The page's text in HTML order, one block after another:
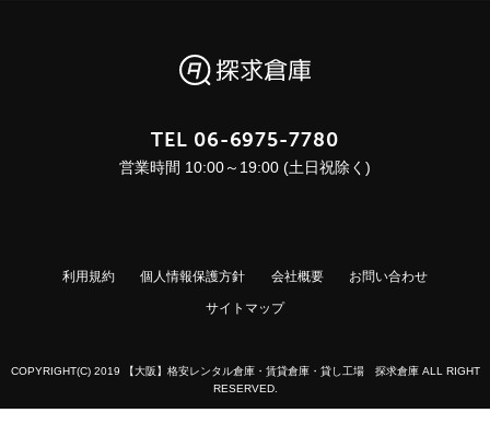
TEL 06-6975-7780
営業時間 10:00～19:00 (土日祝除く)
利用規約 個人情報保護方針 会社概要 お問い合わせ
サイトマップ
COPYRIGHT(C) 2019 【大阪】格安レンタル倉庫・賃貸倉庫・貸し工場 探求倉庫 ALL RIGHT
RESERVED.